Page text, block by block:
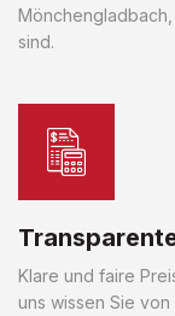
sind.
Klare und faire
uns wissen Sie